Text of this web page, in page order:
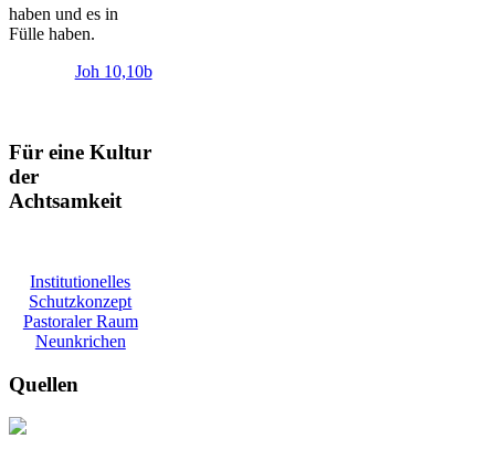
haben und es in
Fülle haben.
Joh 10,10b
Für eine Kultur
der
Achtsamkeit
Institutionelles
Schutzkonzept
Pastoraler Raum
Neunkrichen
Quellen